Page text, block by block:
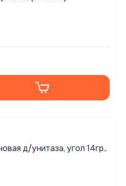
д/унитаза, угол 14гр.,